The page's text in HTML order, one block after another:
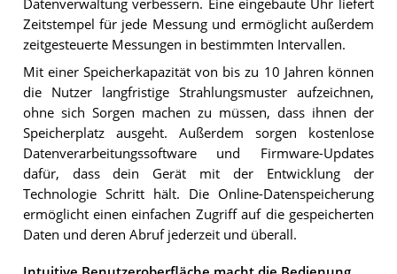
Datenverwaltung verbessern. Eine eingebaute Uhr liefert
Zeitstempel für jede Messung und ermöglicht außerdem
zeitgesteuerte Messungen in bestimmten Intervallen.
Mit einer Speicherkapazität von bis zu 10 Jahren können
die Nutzer langfristige Strahlungsmuster aufzeichnen,
ohne sich Sorgen machen zu müssen, dass ihnen der
Speicherplatz ausgeht. Außerdem sorgen kostenlose
Datenverarbeitungssoftware und Firmware-Updates
dafür, dass dein Gerät mit der Entwicklung der
Technologie Schritt hält. Die Online-Datenspeicherung
ermöglicht einen einfachen Zugriff auf die gespeicherten
Daten und deren Abruf jederzeit und überall.